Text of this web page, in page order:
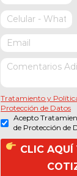
Tratamiento y
Protección de Datos
Acepto
de Protección de
CLIC AQUÍ